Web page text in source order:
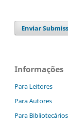
Enviar
Informações
Para Leitores
Para Autores
Para Bibliotecários